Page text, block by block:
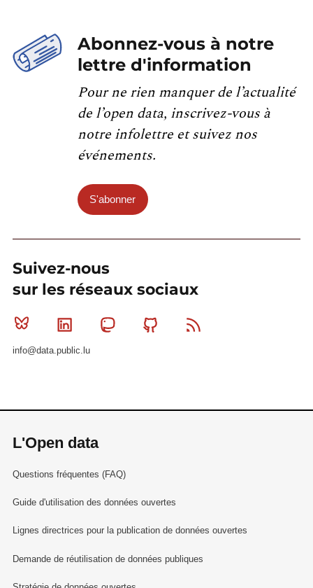
Abonnez-vous à notre
lettre d'information
Pour ne rien manquer de l’actualité
de l’open data, inscrivez-vous à
notre infolettre et suivez nos
événements.
S'abonner
Suivez-nous
sur les réseaux sociaux
Bluesky Linkedin MastodonGithub
info@data.public.lu
L'Open data
Questions fréquentes (FAQ)
Guide d'utilisation des données ouvertes
Lignes directrices pour la publication de données ouvertes
Demande de réutilisation de données publiques